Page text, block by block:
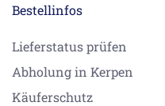
Bestellinfos
Lieferstatus prüfen
Abholung in Kerpen
Käuferschutz